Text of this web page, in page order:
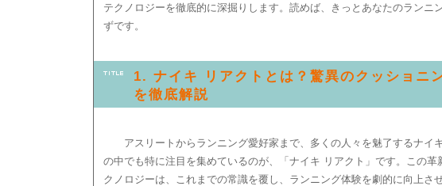
テクノロジーを徹底的に深掘りします。読めば、きっとあなたのランニ
ずです。
1. ナイキ リアクトとは？驚異のクッショニ
を徹底解説
アスリートからランニング愛好家まで、多くの人々を魅了するナイ
の中でも特に注目を集めているのが、「ナイキ リアクト」です。この革
クノロジーは、これまでの常識を覆し、ランニング体験を劇的に向上さ